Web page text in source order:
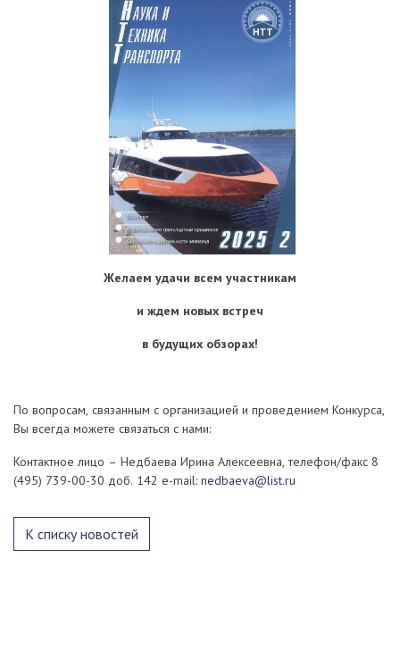
Желаем удачи всем участникам
и ждем новых встреч
в будущих обзорах!
По вопросам, связанным с организацией и проведением Конкурса,
Вы всегда можете связаться с нами:
Контактное лицо – Недбаева Ирина Алексеевна, телефон/факс 8
(495) 739-00-30 доб. 142 e-mail: nedbaeva@list.ru
К списку новостей